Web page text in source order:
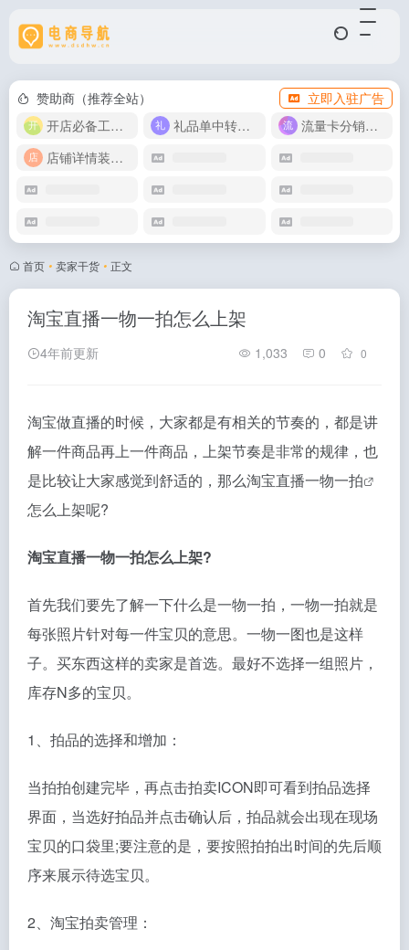
赞助商（推荐全站）
立即入驻广告
开店必备工具箱
礼品单中转同步单
流量卡分销代理
店铺详情装修模版
首页 • 卖家干货 • 正文
淘宝直播一物一拍怎么上架
4年前更新 1,033 0 0
淘宝做直播的时候，大家都是有相关的节奏的，都是讲
解一件商品再上一件商品，上架节奏是非常的规律，也
是比较让大家感觉到舒适的，那么淘宝直播一物一拍
怎么上架呢?
淘宝直播一物一拍怎么上架?
首先我们要先了解一下什么是一物一拍，一物一拍就是
每张照片针对每一件宝贝的意思。一物一图也是这样
子。买东西这样的卖家是首选。最好不选择一组照片，
库存N多的宝贝。
1、拍品的选择和增加：
当拍拍创建完毕，再点击拍卖ICON即可看到拍品选择
界面，当选好拍品并点击确认后，拍品就会出现在现场
宝贝的口袋里;要注意的是，要按照拍拍出时间的先后顺
序来展示待选宝贝。
2、淘宝拍卖管理：